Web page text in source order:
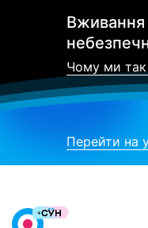
Вживання
Чому ми
Перейти на